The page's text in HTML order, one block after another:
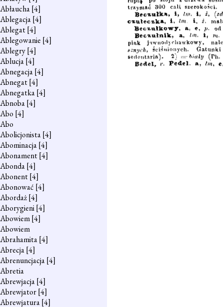
Abłaucha[4]
Ablegacja[4]
Ablegat[4]
Ablegowanie [4]
Ablegry[4]
Ablucja[4]
Abnegacja[4]
Abnegat[4]
Abnegatka[4]
Abnoba[4]
Abo [4]
Abo
Abolicjonista[4]
Abominacja[4]
Abonament[4]
Abonda[4]
Abonent[4]
Abonować [4]
Abordaż[4]
Aborygieni[4]
Abowiem[4]
Abowiem
Abrahamita[4]
Abrecja[4]
Abrenuncjacja[4]
Abretia
Abrewjacja[4]
Abrewjator[4]
Abrewjatura[4]